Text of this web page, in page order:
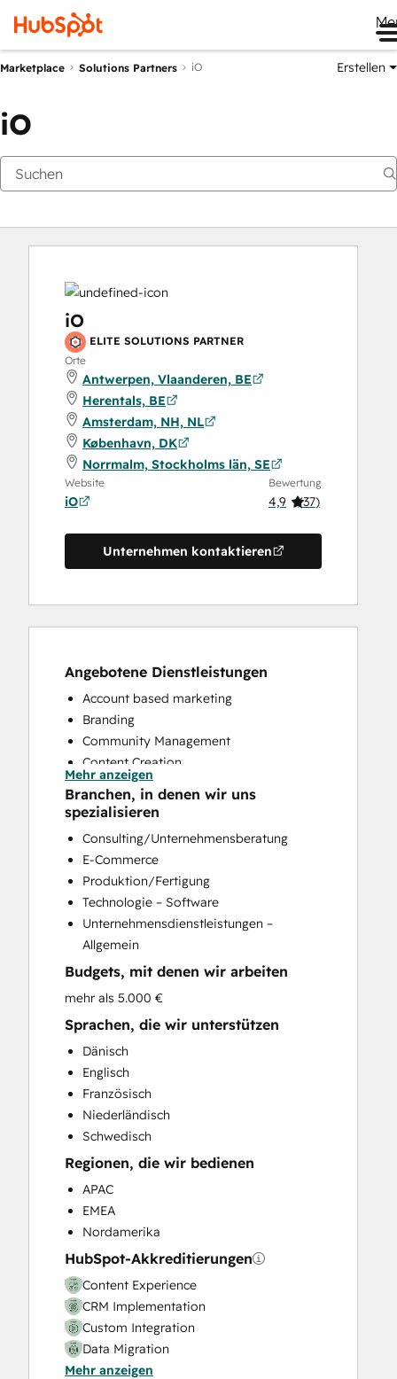
Marketplace Solutions Partners iO Erstellen
iO
iO
ELITE SOLUTIONS PARTNER
Orte
Antwerpen, Vlaanderen, BE
Herentals, BE
Amsterdam, NH, NL
København, DK
Norrmalm, Stockholms län, SE
Website
iO
Bewertung
4,9 (37)
Unternehmen kontaktieren
Angebotene Dienstleistungen
Account based marketing
Branding
Community Management
Content Creation
Conversational Marketing
CRM Implementation
Custom API Integrations
Customer Marketing
Customer Success Training
Customer Support Training
Customer Survey and Analysis
Email Marketing
Full Inbound Marketing Services
Help Desk Implementation
HubSpot Onboarding
Paid Advertising
Programmable Automation
Sales and Marketing Alignment
Sales Coaching and Training
Sales Enablement
Search Engine Optimization
Social Media
Video Production
Website Design
Website Development
Website Migration
Mehr anzeigen
Branchen, in denen wir uns
spezialisieren
Consulting/Unternehmensberatung
E-Commerce
Produktion/Fertigung
Technologie – Software
Unternehmensdienstleistungen –
Allgemein
Budgets, mit denen wir arbeiten
mehr als 5.000 €
Sprachen, die wir unterstützen
Dänisch
Englisch
Französisch
Niederländisch
Schwedisch
Regionen, die wir bedienen
APAC
EMEA
Nordamerika
HubSpot-Akkreditierungen
Content Experience
CRM Implementation
Custom Integration
Data Migration
Onboarding
Mehr anzeigen